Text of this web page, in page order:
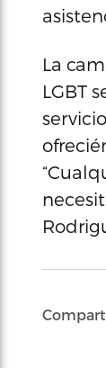
La
LGBT